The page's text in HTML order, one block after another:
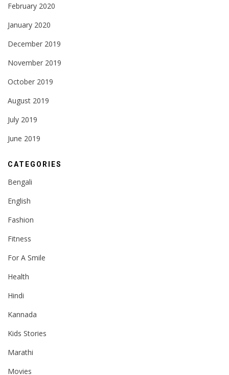
February 2020
January 2020
December 2019
November 2019
October 2019
August 2019
July 2019
June 2019
CATEGORIES
Bengali
English
Fashion
Fitness
For A Smile
Health
Hindi
Kannada
Kids Stories
Marathi
Movies